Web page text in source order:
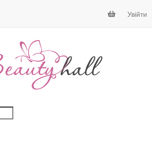
Увійти